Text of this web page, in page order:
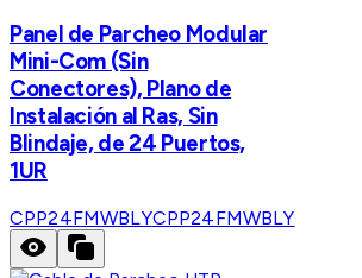
Panel de Parcheo Modular
Mini-Com (Sin
Conectores), Plano de
Instalación al Ras, Sin
Blindaje, de 24 Puertos,
1UR
CPP24FMWBLYCPP24FMWBLY